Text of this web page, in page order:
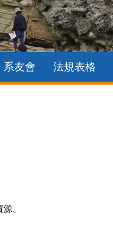
系友會 法規表格
。